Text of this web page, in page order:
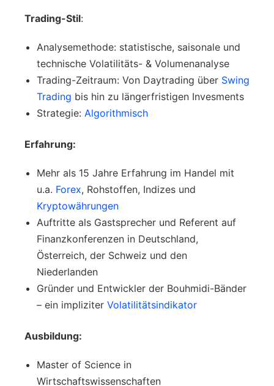
Trading-Stil:
Analysemethode: statistische, saisonale und
technische Volatilitäts- & Volumenanalyse
Trading-Zeitraum: Von Daytrading über Swing
Trading bis hin zu längerfristigen Invesments
Strategie: Algorithmisch
Erfahrung:
Mehr als 15 Jahre Erfahrung im Handel mit
u.a. Forex, Rohstoffen, Indizes und
Kryptowährungen
Auftritte als Gastsprecher und Referent auf
Finanzkonferenzen in Deutschland,
Österreich, der Schweiz und den
Niederlanden
Gründer und Entwickler der Bouhmidi-Bänder
– ein impliziter Volatilitätsindikator
Ausbildung:
Master of Science in
Wirtschaftswissenschaften